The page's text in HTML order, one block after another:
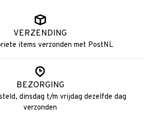
VERZENDING
items verzonden met PostNL
BEZORGING
dinsdag t/m vrijdag dezelfde dag
verzonden